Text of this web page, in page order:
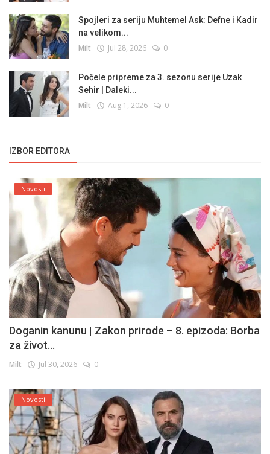
Spojleri za seriju Muhtemel Ask: Defne i Kadir
na velikom...
Milt Jul 28, 2026 0
Počele pripreme za 3. sezonu serije Uzak
Sehir | Daleki...
Milt Aug 1, 2026 0
IZBOR EDITORA
Novosti
Doganin kanunu | Zakon prirode – 8. epizoda: Borba
za život...
Milt Jul 30, 2026 0
Novosti